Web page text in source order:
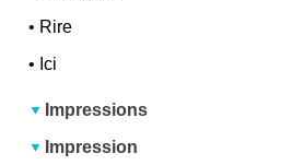
• Rire
• Ici
Impressions
Impression